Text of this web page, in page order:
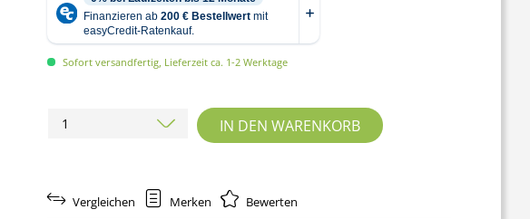
Sofort versandfertig, Lieferzeit ca. 1-2 Werktage
IN DEN WARENKORB
Vergleichen Merken Bewerten